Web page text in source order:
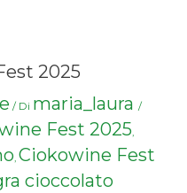
2025
/ Di maria_laura /
Fest 2025,
, Ciokowine Fest
cioccolato